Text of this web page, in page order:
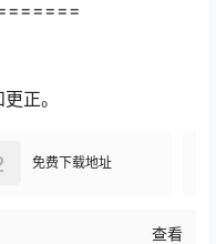
正。
免费下载地址
查看